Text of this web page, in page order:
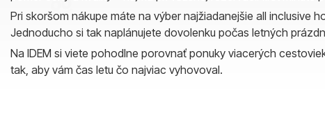
Pri skoršom nákupe máte na výber najžiadanejšie all inclusive
Jednoducho si tak naplánujete dovolenku počas letných
Na IDEM si viete pohodlne porovnať ponuky viacerých
tak, aby vám čas letu čo najviac vyhovoval.